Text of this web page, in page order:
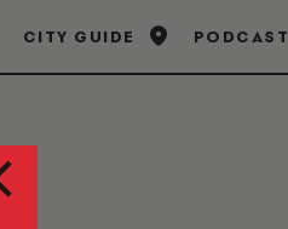
CITY GUIDE PODCAST